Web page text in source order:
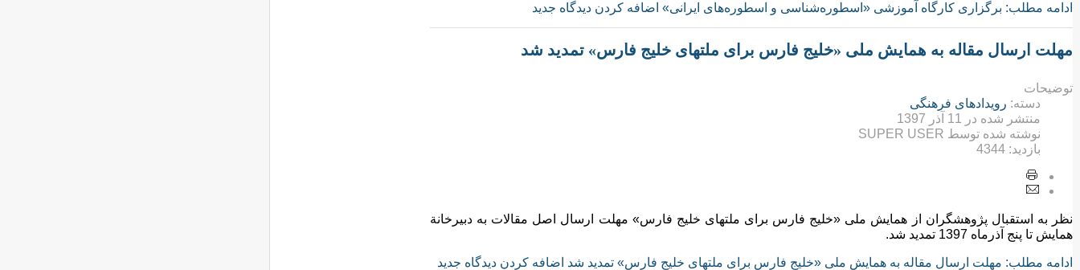
ادامه مطلب: برگزاری کارگاه آموزشی «اسطوره‌شناسی و اسطوره‌های ایرانی» اضافه کردن دیدگاه جدید
مهلت ارسال مقاله به همایش ملی «خلیج فارس برای ملتهای خلیج فارس» تمدید شد
توضیحات
دسته: رویدادهای فرهنگی
منتشر شده در
11 آذر 1397
نوشته شده توسط SUPER USER
بازدید: 4344
نظر به استقبال پژوهشگران از همایش ملی «خلیج فارس برای ملتهای خلیج فارس» مهلت ارسال اصل مقالات به دبیرخانة
همایش تا پنج آذرماه 1397 تمدید شد.
ادامه مطلب: مهلت ارسال مقاله به همایش ملی «خلیج فارس برای ملتهای خلیج فارس» تمدید شد اضافه کردن دیدگاه جدید